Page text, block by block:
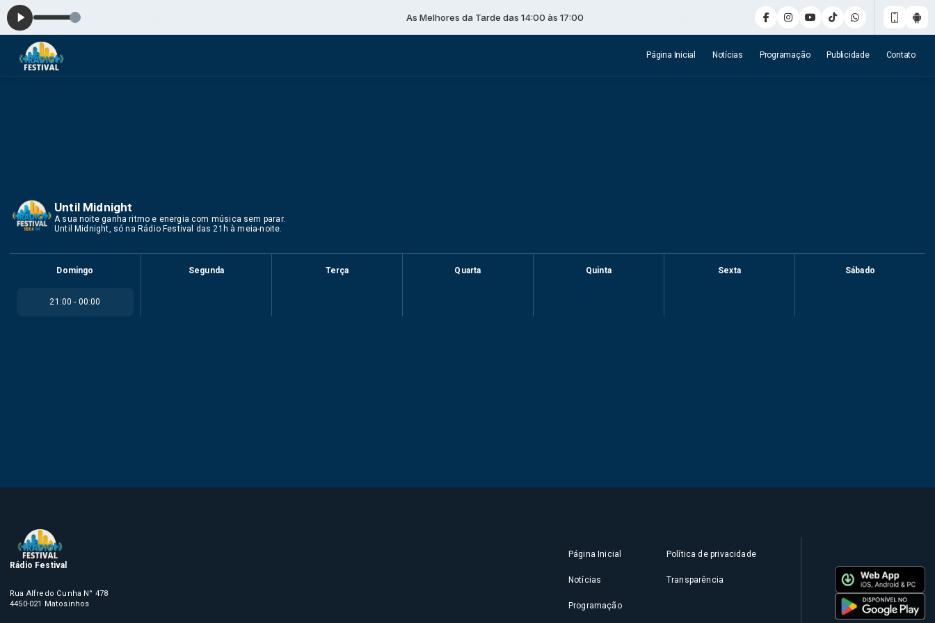
As Melhores da Tarde das 14:00 às 17:00
Página Inicial Notícias Programação Publicidade Contato
Until Midnight
A sua noite ganha ritmo e energia com música sem parar.
Until Midnight, só na Rádio Festival das 21h à meia-noite.
Domingo
21:00 - 00:00
Segunda Terça Quarta Quinta Sexta Sábado
Rádio Festival
Rua Alfredo Cunha N° 478
4450-021 Matosinhos
Página Inicial
Notícias
Programação
Política de privacidade
Transparência